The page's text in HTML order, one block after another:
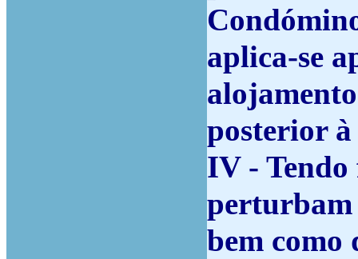
aplica-se
posterior
IV - Tendo
bem como